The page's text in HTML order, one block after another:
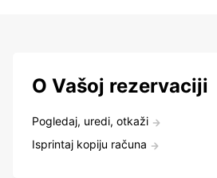
O Vašoj rezervaciji
Pogledaj, uredi, otkaži
Isprintaj kopiju računa